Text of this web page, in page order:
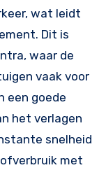
wat leidt
Dit is
waar de
vaak voor
een goede
het verlagen
snelheid
met